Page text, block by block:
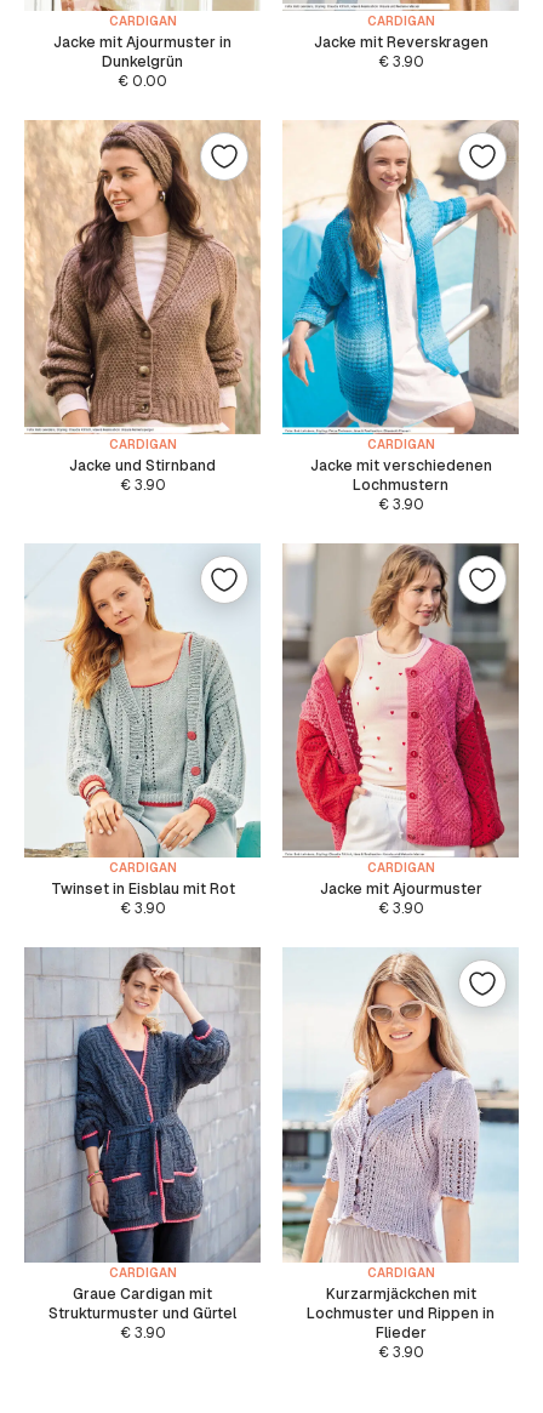
CARDIGAN
Jacke mit Ajourmuster in
Dunkelgrün
€ 0.00
CARDIGAN
Jacke mit Reverskragen
€3.90
CARDIGAN
Jacke und Stirnband
€3.90
CARDIGAN
Jacke mit verschiedenen
Lochmustern
€3.90
CARDIGAN
Twinset in Eisblau mit Rot
€3.90
CARDIGAN
Jacke mit Ajourmuster
€3.90
CARDIGAN
Graue Cardigan mit
Strukturmuster und Gürtel
€3.90
CARDIGAN
Kurzarmjäckchen mit
Lochmuster und Rippen in
Flieder
€3.90